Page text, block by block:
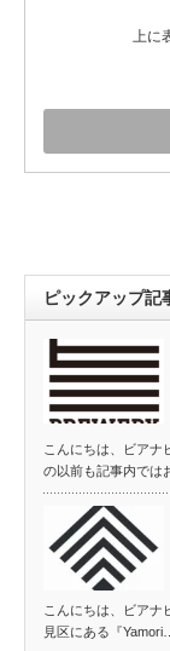
上に
ピックアップ記
こんにちは、ビアナ
の以前も記事内では
こんにちは、ビアナ
見区にある『Yamori…